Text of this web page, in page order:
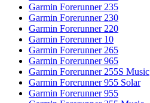
Garmin Forerunner 235
Garmin Forerunner 230
Garmin Forerunner 220
Garmin Forerunner 10
Garmin Forerunner 265
Garmin Forerunner 965
Garmin Forerunner 255S Music
Garmin Forerunner 955 Solar
Garmin Forerunner 955